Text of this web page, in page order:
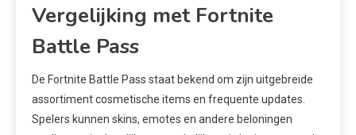
Vergelijking met Fortnite
Battle Pass
De Fortnite Battle Pass staat bekend om zijn uitgebreide
assortiment cosmetische items en frequente updates.
Spelers kunnen skins, emotes en andere beloningen